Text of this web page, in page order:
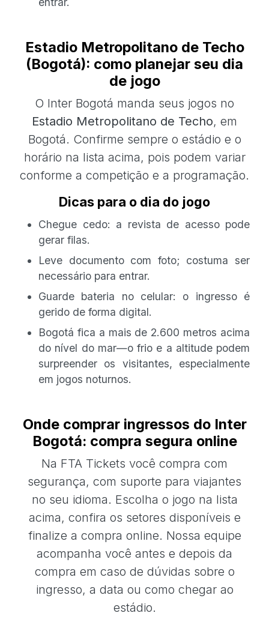
Estadio Metropolitano de Techo
(Bogotá): como planejar seu dia
de jogo
O Inter Bogotá manda seus jogos no
Estadio Metropolitano de Techo, em
Bogotá. Confirme sempre o estádio e o
horário na lista acima, pois podem variar
conforme a competição e a programação.
Dicas para o dia do jogo
Chegue cedo: a revista de acesso pode
gerar filas.
Leve documento com foto; costuma ser
necessário para entrar.
Guarde bateria no celular: o ingresso é
gerido de forma digital.
Bogotá fica a mais de 2.600 metros acima
do nível do mar—o frio e a altitude podem
surpreender os visitantes, especialmente
em jogos noturnos.
Onde comprar ingressos do Inter
Bogotá: compra segura online
Na FTA Tickets você compra com
segurança, com suporte para viajantes
no seu idioma. Escolha o jogo na lista
acima, confira os setores disponíveis e
finalize a compra online. Nossa equipe
acompanha você antes e depois da
compra em caso de dúvidas sobre o
ingresso, a data ou como chegar ao
estádio.